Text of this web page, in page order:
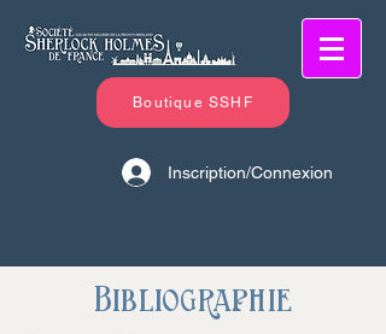
Boutique SSHF
Inscription/Connexion
Bibliographie